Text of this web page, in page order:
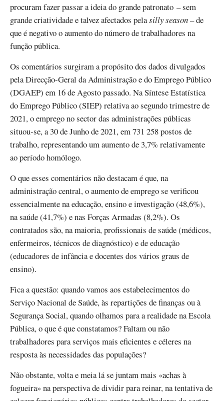
procuram fazer passar a ideia do grande patronato – sem
grande criatividade e talvez afectados pelasilly season– de
que é negativo o aumento do número de trabalhadores na
função pública.
Os comentários surgiram a propósito dos dados divulgados
pela Direcção-Geral da Administração e do Emprego Público
(DGAEP) em 16 de Agosto passado. Na Síntese Estatística
do Emprego Público (SIEP) relativa ao segundo trimestre de
2021, o emprego no sector das administrações públicas
situou-se, a 30 de Junho de 2021, em 731 258 postos de
trabalho, representando um aumento de 3,7% relativamente
ao período homólogo.
O que esses comentários não destacam é que, na
administração central, o aumento de emprego se verificou
essencialmente na educação, ensino e investigação (48,6%),
na saúde (41,7%) e nas Forças Armadas (8,2%). Os
contratados são, na maioria, profissionais de saúde (médicos,
enfermeiros, técnicos de diagnóstico) e de educação
(educadores de infância e docentes dos vários graus de
ensino).
Fica a questão: quando vamos aos estabelecimentos do
Serviço Nacional de Saúde, às repartições de finanças ou à
Segurança Social, quando olhamos para a realidade na Escola
Pública, o que é que constatamos? Faltam ou não
trabalhadores para serviços mais eficientes e céleres na
resposta às necessidades das populações?
Não obstante, volta e meia lá se juntam mais «achas à
fogueira» na perspectiva de dividir para reinar, na tentativa de